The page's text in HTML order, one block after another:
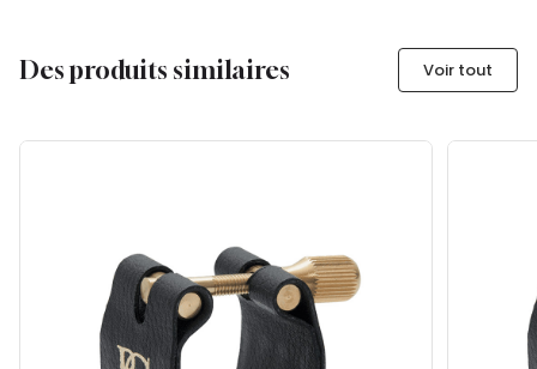
Des produits similaires Voir tout